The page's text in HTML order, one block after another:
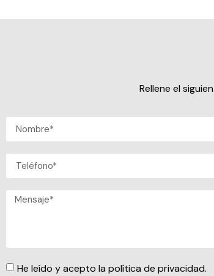
Rellene el
He leído y acepto la política de privacidad.